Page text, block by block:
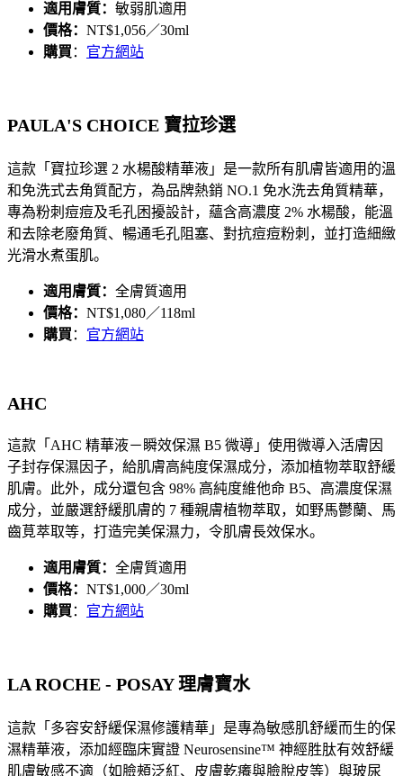
適用膚質： 敏弱肌適用
價格： NT$1,056／30ml
購買 ： 官方網站
PAULA'S CHOICE 寶拉珍選
這款「 寶拉珍選 2 水楊酸精華液 」是一款所有肌膚皆適用的溫
和免洗式去角質配方，為品牌熱銷 NO.1 免水洗去角質精華，
專為粉刺痘痘及毛孔困擾設計，蘊含高濃度 2% 水楊酸，能溫
和去除老廢角質、暢通毛孔阻塞、對抗痘痘粉刺，並打造細緻
光滑水煮蛋肌。
適用膚質： 全膚質適用
價格： NT$1,080／118ml
購買 ： 官方網站
AHC
這款「 AHC 精華液－瞬效保濕 B5 微導」使用微導入活膚因
子封存保濕因子，給肌膚高純度保濕成分，添加植物萃取舒緩
肌膚。此外，成分還包含 98% 高純度維他命 B5、高濃度保濕
成分，並嚴選舒緩肌膚的 7 種親膚植物萃取，如野馬鬱蘭、馬
齒莧萃取等，打造完美保濕力，令肌膚長效保水。
適用膚質： 全膚質適用
價格： NT$1,000／30ml
購買 ： 官方網站
LA ROCHE - POSAY 理膚寶水
這款「 多容安舒緩保濕修護精華 」是專為敏感肌舒緩而生的保
濕精華液，添加經臨床實證 Neurosensine™ 神經胜肽有效舒緩
肌膚敏感不適（如臉頰泛紅、皮膚乾癢與臉脫皮等）與玻尿